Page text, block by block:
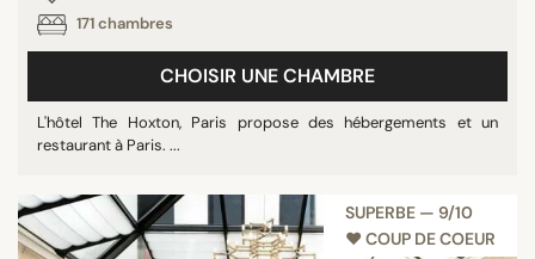
171 chambres
CHOISIR UNE CHAMBRE
L'hôtel The Hoxton, Paris propose des hébergements et un
restaurant à Paris. ...
SUPERBE — 9/10
♥︎ COUP DE COEUR